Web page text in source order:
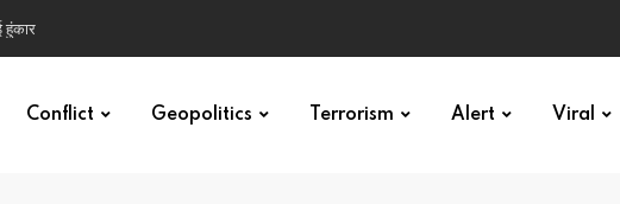
हुंकार
Conflict Geopolitics Terrorism Alert Viral